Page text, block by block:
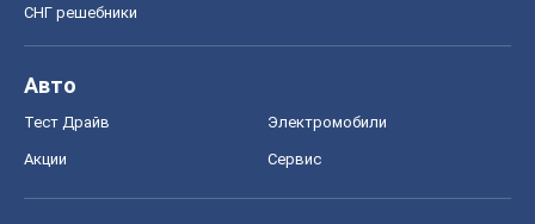
СНГ решебники
Авто
Тест Драйв Электромобили
Акции Сервис